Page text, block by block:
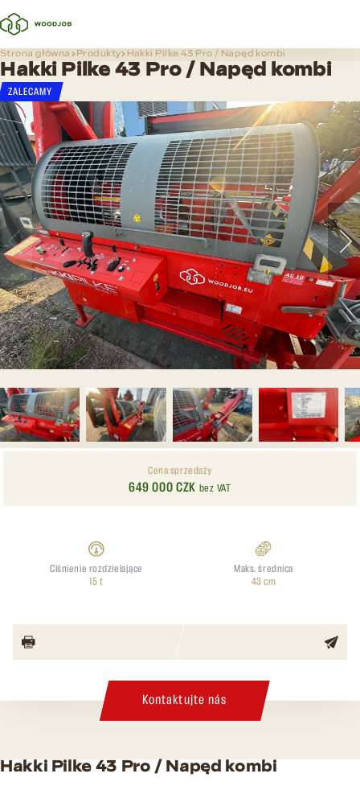
Strona główna Produkty Hakki Pilke 43 Pro / Napęd kombi
Hakki Pilke 43 Pro / Napęd kombi
ZALECAMY
Cena sprzedaży
649 000 CZK bez VAT
Ciśnienie rozdzielające
15 t
Maks. średnica
43 cm
Kontaktujte nás
Hakki Pilke 43 Pro / Napęd kombi